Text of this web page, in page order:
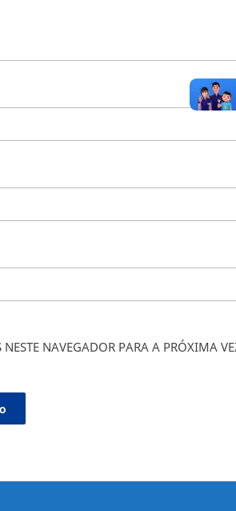
NAVEGADOR PARA A PRÓXIMA